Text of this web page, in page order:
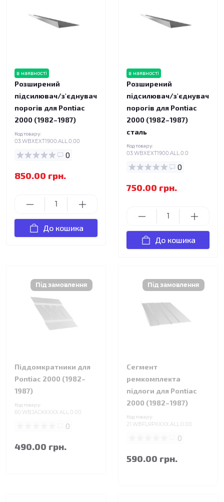
в наявності
Розширений
підсилювач/з'єднувач
порогів для Pontiac
2000 (1982–1987)
Код товару:
03.WBXEXT1900.ALL.0.00
0
850.00 грн.
До кошика
в наявності
Розширений
підсилювач/з'єднувач
порогів для Pontiac
2000 (1982–1987)
сталь
Код товару:
03.WBXEXT1900.ALL.0.0
0
750.00 грн.
До кошика
Піддомкратники для
Pontiac 2000 (1982–
1987)
Код товару:
60.WBJACKXXXX.ALL.0.00
0
490.00 грн.
Сегмент
ремкомплекта
підлоги для Pontiac
2000 (1982–1987)
Код товару:
21.WBFLRPXXXX.ALL.0.00
0
590.00 грн.